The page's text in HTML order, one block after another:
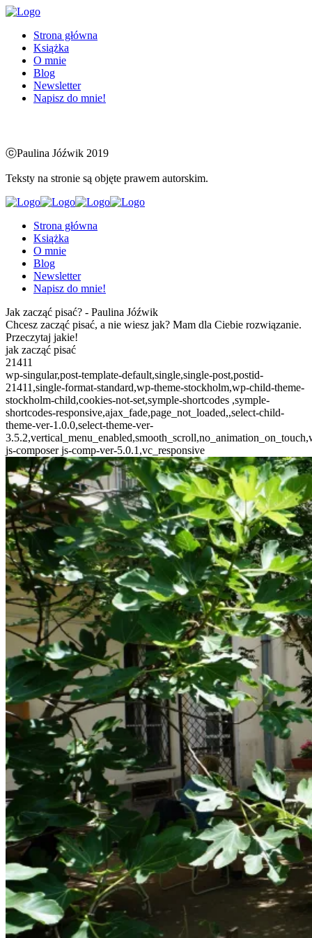
Strona główna
Książka
O mnie
Blog
Newsletter
Napisz do mnie!
ⓒPaulina Jóźwik 2019
Teksty na stronie są objęte prawem autorskim.
Strona główna
Książka
O mnie
Blog
Newsletter
Napisz do mnie!
Jak zacząć pisać? - Paulina Jóźwik
Chcesz zacząć pisać, a nie wiesz jak? Mam dla Ciebie rozwiązanie.
Przeczytaj jakie!
jak zacząć pisać
21411
wp-singular,post-template-default,single,single-post,postid-
21411,single-format-standard,wp-theme-stockholm,wp-child-theme-
stockholm-child,cookies-not-set,symple-shortcodes ,symple-
shortcodes-responsive,ajax_fade,page_not_loaded,,select-child-
theme-ver-1.0.0,select-theme-ver-
js-composer js-comp-ver-5.0.1,vc_responsive